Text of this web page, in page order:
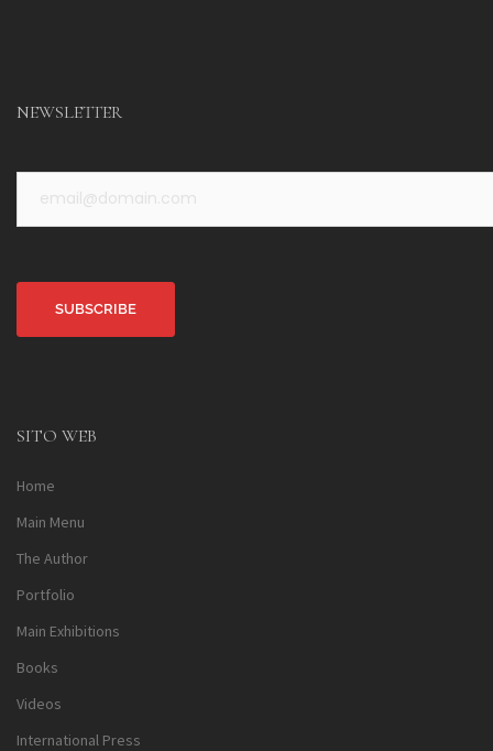
NEWSLETTER
SITO WEB
Home
Main Menu
The Author
Portfolio
Main Exhibitions
Books
Videos
International Press